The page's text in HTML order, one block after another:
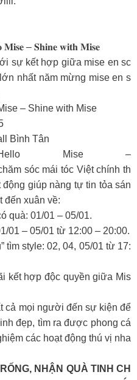
𝐌𝐢𝐬𝐞 – 𝐒𝐡𝐢𝐧𝐞 𝐰𝐢𝐭𝐡 𝐌𝐢𝐬𝐞
sự kết hợp giữa mise en sc
nhất năm mừng mise en s
– Shine with Mise
Bình Tân
Mise –
sóc mái tóc Việt chính th
giúp nàng tự tin tỏa sán
đến xuân về:
quà: 01/01 – 05/01.
01 – 05/01 từ 12:00 – 20:00.
tìm style: 02, 04, 05/01 từ 17:
kết hợp độc quyền giữa Mis
mọi người đến sự kiện để
đẹp, tìm ra được phong cá
các hoạt động thú vị nha
NHẬN QUÀ TINH CH